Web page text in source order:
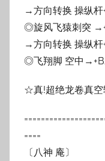
→方向转换 操纵杆
◎旋风飞猿刺突
→方向转换 操纵杆
◎飞翔脚 空中
☆真!超绝龙卷真空
====
〔八神 庵〕